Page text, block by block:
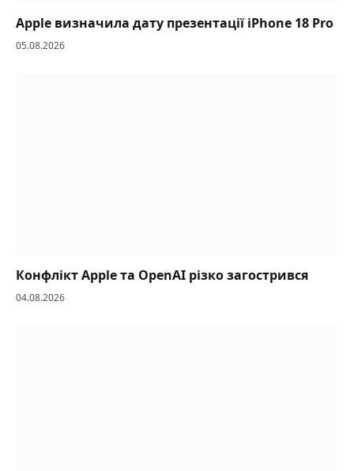
Apple визначила дату презентації iPhone 18 Pro
05.08.2026
Конфлікт Apple та OpenAI різко загострився
04.08.2026